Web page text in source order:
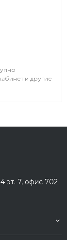
и другие
эт. 7, офис 702